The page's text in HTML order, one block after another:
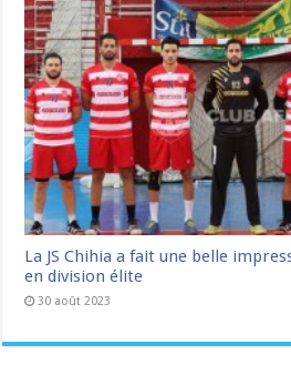
La JS Chihia a fait une belle
en division élite
30 août 2023